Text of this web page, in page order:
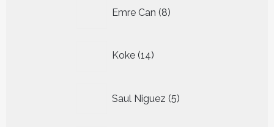
Emre Can 8
producten
Koke 14
producten
Saul Niguez 5
producten